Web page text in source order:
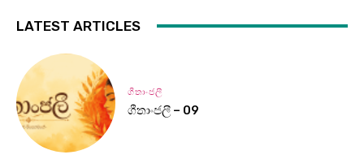
LATEST ARTICLES
ගීතාංජලී
ගීතාංජලී – 09